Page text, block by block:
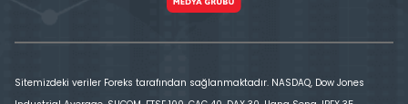
Sitemizdeki veriler Foreks tarafından sağlanmaktadır. NASDAQ, Dow Jones